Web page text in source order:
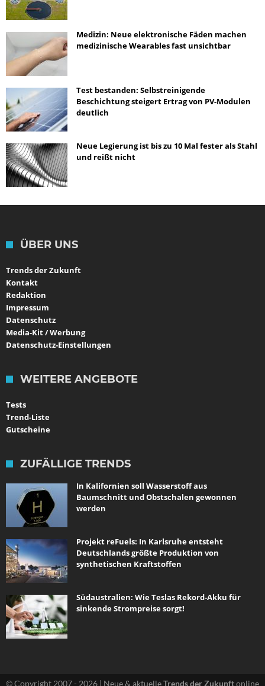
Medizin: Neue elektronische Fäden machen
medizinische Wearables fast unsichtbar
Test bestanden: Selbstreinigende
Beschichtung steigert Ertrag von PV-Modulen
deutlich
Neue Legierung ist bis zu 10 Mal fester als Stahl
und reißt nicht
ÜBER UNS
Trends der Zukunft
Kontakt
Redaktion
Impressum
Datenschutz
Media-Kit / Werbung
Datenschutz-Einstellungen
WEITERE ANGEBOTE
Tests
Trend-Liste
Gutscheine
ZUFÄLLIGE TRENDS
In Kalifornien soll Wasserstoff aus
Baumschnitt und Obstschalen gewonnen
werden
Projekt reFuels: In Karlsruhe entsteht
Deutschlands größte Produktion von
synthetischen Kraftstoffen
Südaustralien: Wie Teslas Rekord-Akku für
sinkende Strompreise sorgt!
© Copyright 2007 - 2026 | Neue & aktuelleTrends der Zukunftonline